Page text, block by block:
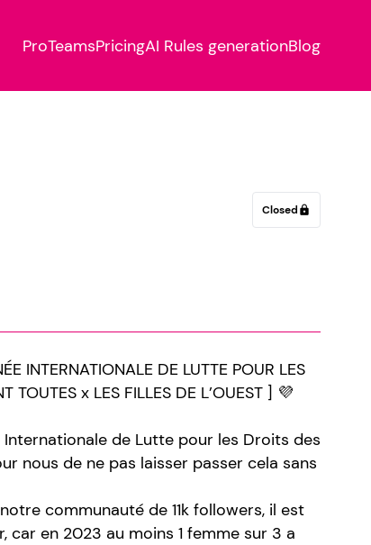
ProTeamsPricingAI Rules generationBlog
Closed lock
INTERNATIONALE DE LUTTE POUR LES
TOUTES x LES FILLES DE L’OUEST ] 💜
de Lutte pour les Droits des
nous de ne pas laisser passer cela sans
communauté de 11k followers, il est
car en 2023 au moins 1 femme sur 3 a